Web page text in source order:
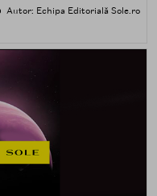
produse — testând,
Autor: Echipa Editorială Sole.ro